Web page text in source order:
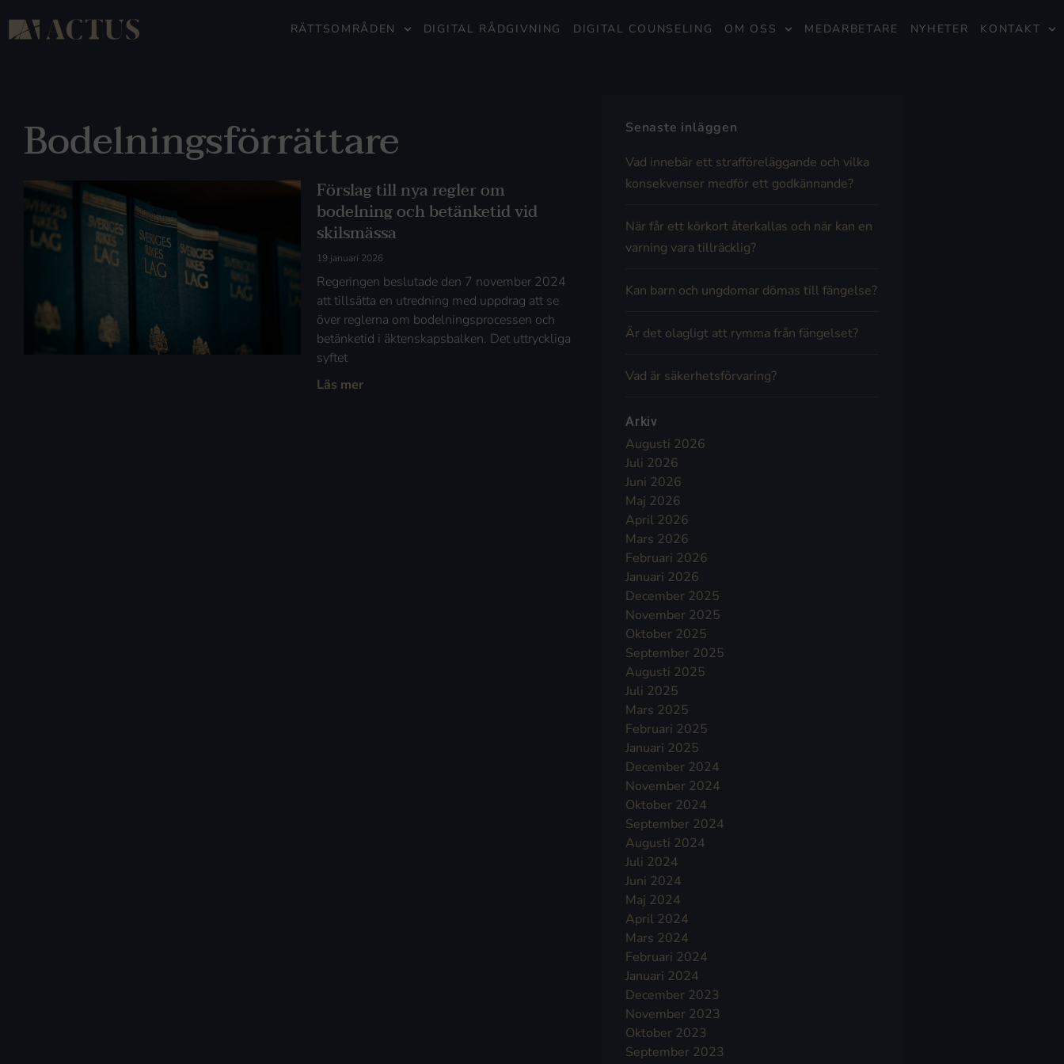
RÄTTSOMRÅDEN DIGITAL RÅDGIVNING DIGITAL COUNSELING OM OSS MEDARBETARE NYHETER KONTAKT
Bodelningsförrättare
Förslag till nya regler om
bodelning och betänketid vid
skilsmässa
19 januari 2026
Regeringen beslutade den 7 november 2024
att tillsätta en utredning med uppdrag att se
över reglerna om bodelningsprocessen och
betänketid i äktenskapsbalken. Det uttryckliga
syftet
Läs mer
Senaste inläggen
Vad innebär ett strafföreläggande och vilka
konsekvenser medför ett godkännande?
När får ett körkort återkallas och när kan en
varning vara tillräcklig?
Kan barn och ungdomar dömas till fängelse?
Är det olagligt att rymma från fängelset?
Vad är säkerhetsförvaring?
Arkiv
Augusti 2026
Juli 2026
Juni 2026
Maj 2026
April 2026
Mars 2026
Februari 2026
Januari 2026
December 2025
November 2025
Oktober 2025
September 2025
Augusti 2025
Juli 2025
Mars 2025
Februari 2025
Januari 2025
December 2024
November 2024
Oktober 2024
September 2024
Augusti 2024
Juli 2024
Juni 2024
Maj 2024
April 2024
Mars 2024
Februari 2024
Januari 2024
December 2023
November 2023
Oktober 2023
September 2023